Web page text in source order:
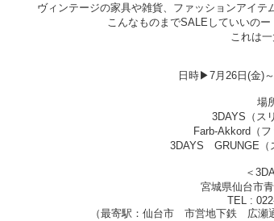
ヴィンテージの家具や雑貨、ファッションアイテ
こんなものまでSALEしていいのー
これは一
日時▶7月26日(金)
場
3DAYS（ス
Farb-Akkord（フ
3DAYS GRUNGE（
＜
宮城県仙台市
TEL :
（最寄駅：仙台市 市営地下鉄 広